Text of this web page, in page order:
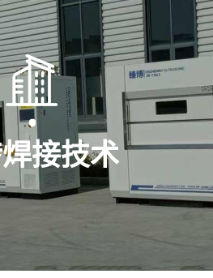
接技术